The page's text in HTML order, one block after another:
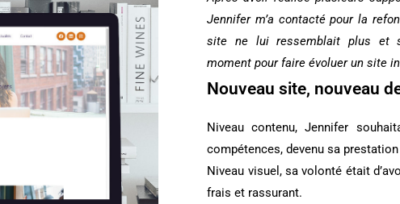
Jennifer m’a contacté pour la
site ne lui ressemblait plus et
moment pour faire évoluer un site
Nouveau site, nouveau
Niveau contenu, Jennifer
compétences, devenu sa prestation
Niveau visuel, sa volonté était
frais et rassurant.